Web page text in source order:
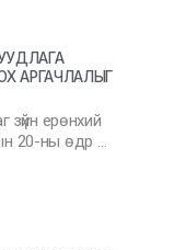
АРГАЧЛАЛЫГ
зүйн ерөнхий
20-ны өдр …